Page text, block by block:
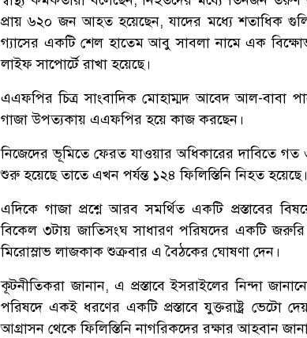
প্রায় ৬২০ জন আহত হয়েছেন, যাদের মধ্যে শতাধিক
গ্যাসের একটি শেল হাতেম আবু সাবলা নামে এক
লাইফ সাপোর্টে রাখা হয়েছে।
এএফপির চিত্র সাংবাদিক মোহাম্মদ আবেদ আল-বাবা
গাজা উপত্যকায় এএফপির হয়ে কাজ করছেন।
নিজেদের ভূমিতে ফেরত যাওয়ার অধিকারের দাবিতে গত
শুরু হয়েছে তাতে এখন পর্যন্ত ১২৪ ফিলিস্তিনি নিহত হয়েছে।
এদিকে গাজা প্রশ্নে আরব সমর্থিত একটি প্রস্তাবের
বিকেল ৩টায় জাতিসংঘ সাধারণ পরিষদের একটি জরুরি
মিরোস্লাভ লাজকাক শুক্রবার এ বৈঠকের ঘোষণা দেন।
কূটনীতিকরা জানান, এ প্রস্তাবে ইসরাইলের নিন্দা
পরিষদে একই ধরণের একটি প্রস্তাবে যুক্তরাষ্ট্র ভেটো
আগ্রাসন থেকে ফিলিস্তিনি নাগরিকদের রক্ষার আহবান